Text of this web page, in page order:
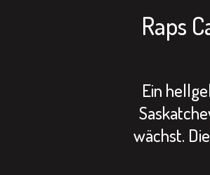
Raps
Ein
wächst.